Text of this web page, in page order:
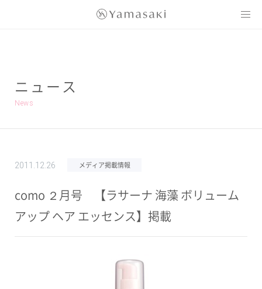
ニュース
News
2011.12.26 メディア掲載情報
como ２月号 【ラサーナ 海藻 ボリューム
アップ ヘア エッセンス】掲載